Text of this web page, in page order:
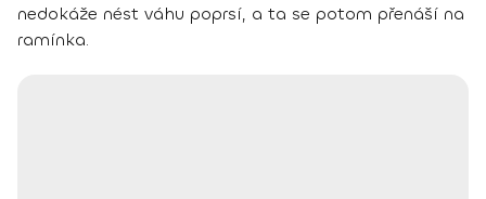
nedokáže nést váhu poprsí, a ta se potom přenáší na
ramínka.